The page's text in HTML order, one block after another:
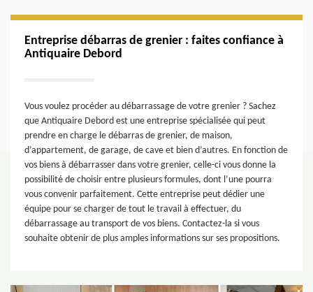
Entreprise débarras de grenier : faites confiance à
Antiquaire Debord
Vous voulez procéder au débarrassage de votre grenier ? Sachez
que Antiquaire Debord est une entreprise spécialisée qui peut
prendre en charge le débarras de grenier, de maison,
d’appartement, de garage, de cave et bien d’autres. En fonction de
vos biens à débarrasser dans votre grenier, celle-ci vous donne la
possibilité de choisir entre plusieurs formules, dont l’une pourra
vous convenir parfaitement. Cette entreprise peut dédier une
équipe pour se charger de tout le travail à effectuer, du
débarrassage au transport de vos biens. Contactez-la si vous
souhaite obtenir de plus amples informations sur ses propositions.